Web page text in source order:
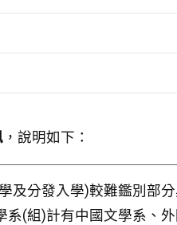
，說明如下：
及分發入學)較難鑑別部
(組)計有中國文學系、